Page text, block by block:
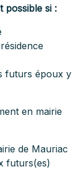
possible si :
futurs époux y
en mairie
de Mauriac
futurs(es)